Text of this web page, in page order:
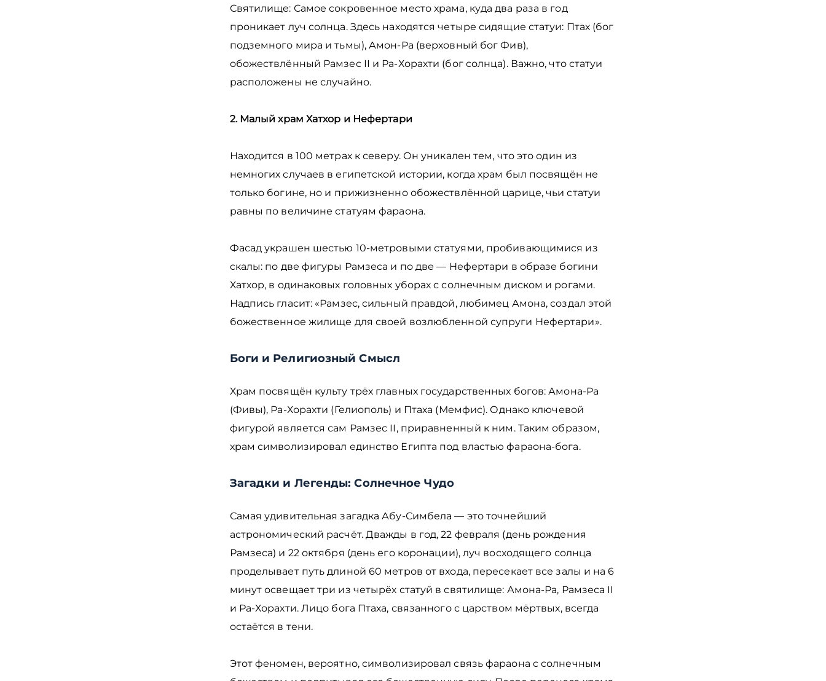
Святилище: Самое сокровенное место храма, куда два раза в год
проникает луч солнца. Здесь находятся четыре сидящие статуи: Птах (бог
подземного мира и тьмы), Амон-Ра (верховный бог Фив),
обожествлённый Рамзес II и Ра-Хорахти (бог солнца). Важно, что статуи
расположены не случайно.
2. Малый храм Хатхор и Нефертари
Находится в 100 метрах к северу. Он уникален тем, что это один из
немногих случаев в египетской истории, когда храм был посвящён не
только богине, но и прижизненно обожествлённой царице, чьи статуи
равны по величине статуям фараона.
Фасад украшен шестью 10-метровыми статуями, пробивающимися из
скалы: по две фигуры Рамзеса и по две — Нефертари в образе богини
Хатхор, в одинаковых головных уборах с солнечным диском и рогами.
Надпись гласит: «Рамзес, сильный правдой, любимец Амона, создал этой
божественное жилище для своей возлюбленной супруги Нефертари».
Боги и Религиозный Смысл
Храм посвящён культу трёх главных государственных богов: Амона-Ра
(Фивы), Ра-Хорахти (Гелиополь) и Птаха (Мемфис). Однако ключевой
фигурой является сам Рамзес II, приравненный к ним. Таким образом,
храм символизировал единство Египта под властью фараона-бога.
Загадки и Легенды: Солнечное Чудо
Самая удивительная загадка Абу-Симбела — это точнейший
астрономический расчёт. Дважды в год, 22 февраля (день рождения
Рамзеса) и 22 октября (день его коронации), луч восходящего солнца
проделывает путь длиной 60 метров от входа, пересекает все залы и на 6
минут освещает три из четырёх статуй в святилище: Амона-Ра, Рамзеса II
и Ра-Хорахти. Лицо бога Птаха, связанного с царством мёртвых, всегда
остаётся в тени.
Этот феномен, вероятно, символизировал связь фараона с солнечным